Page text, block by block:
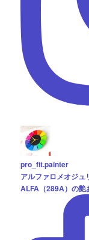
pro_fit.painter
アルファロメオジュ
ALFA（289A）の艶